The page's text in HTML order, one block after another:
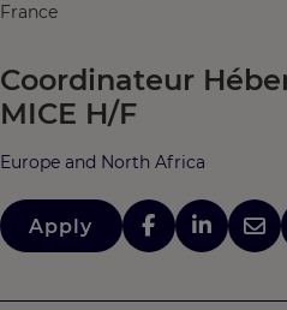
France
Coordinateur
MICE H/F
Europe and North Africa
Apply